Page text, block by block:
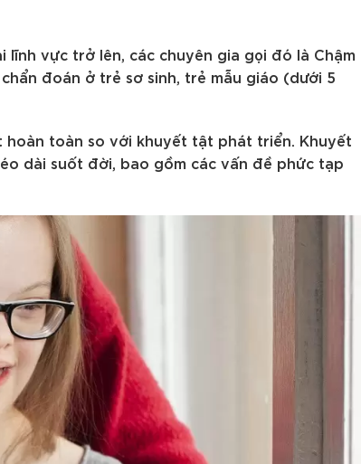
vực trở lên, các chuyên gia gọi đó là Chậm
đoán ở trẻ sơ sinh, trẻ mẫu giáo (dưới 5
hoàn toàn so với khuyết tật phát triển. Khuyết
dài suốt đời, bao gồm các vấn đề phức tạp